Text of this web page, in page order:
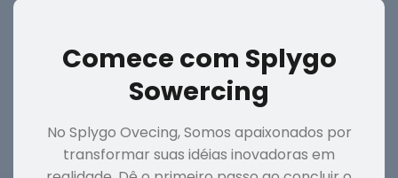
Comece com Splygo
Sowercing
No Splygo Ovecing, Somos apaixonados por
transformar suas idéias inovadoras em